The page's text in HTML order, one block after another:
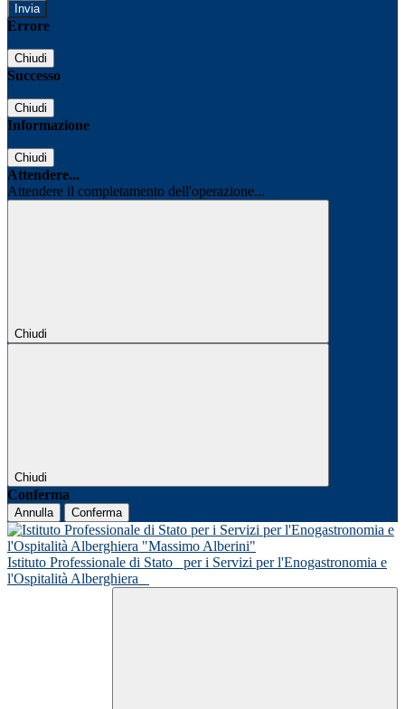
Errore
Chiudi
Successo
Chiudi
Informazione
Chiudi
Attendere...
Attendere il completamento dell'operazione...
Chiudi
Chiudi
Conferma
Annulla Conferma
Istituto Professionale di Stato
per i Servizi per l'Enogastronomia e
l'Ospitalità Alberghiera